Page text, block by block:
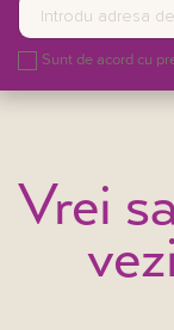
Sunt de acord cu
Vrei sa